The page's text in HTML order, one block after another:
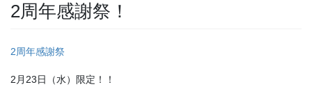
2周年感謝祭！
2周年感謝祭
2月23日（水）限定！！